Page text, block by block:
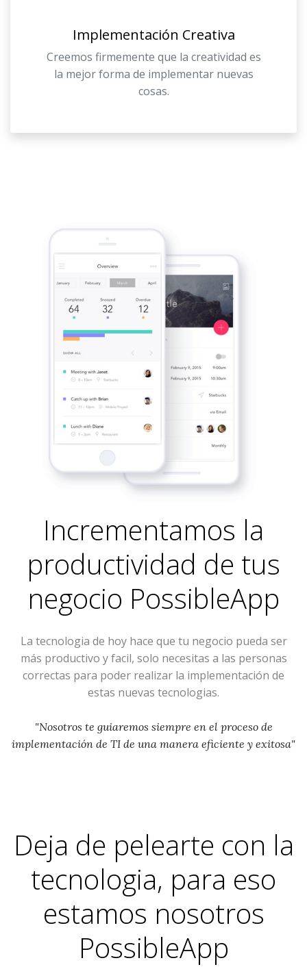
Implementación Creativa
Creemos firmemente que la creatividad es
la mejor forma de implementar nuevas
cosas.
Incrementamos la
productividad de tus
negocio PossibleApp
La tecnologia de hoy hace que tu negocio pueda ser
más productivo y facil, solo necesitas a las personas
correctas para poder realizar la implementación de
estas nuevas tecnologias.
"Nosotros te guiaremos siempre en el proceso de
implementación de TI de una manera eficiente y exitosa"
Deja de pelearte con la
tecnologia, para eso
estamos nosotros
PossibleApp